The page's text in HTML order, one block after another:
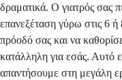
δραματικά. Ο γιατρός σας
επανεξέταση γύρω στις 6 ή
πρόοδό σας και να
κατάλληλη για εσάς. Αυτό
απαντήσουμε στη μεγάλη